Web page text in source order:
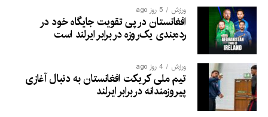
ورزش 5 روز ago
افغانستان در پی تقویت جایگاه خود در
رده‌بندی یک‌روزه در برابر ایرلند است
ورزش 4 روز ago
تیم ملی کریکت افغانستان به دنبال آغازی
پیروزمندانه دربرابر ایرلند